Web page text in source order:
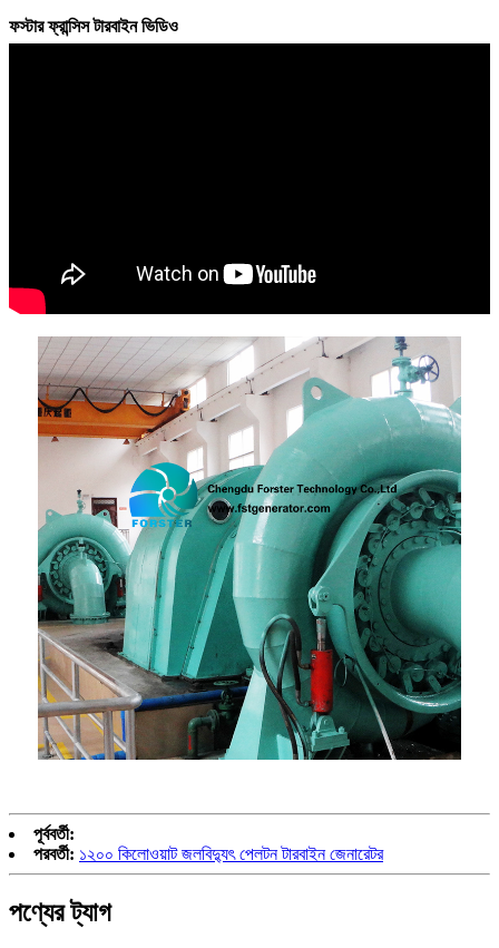
ফস্টার ফ্রান্সিস টারবাইন ভিডিও
পূর্ববর্তী:
পরবর্তী: ১২০০ কিলোওয়াট জলবিদ্যুৎ পেলটন টারবাইন জেনারেটর
পণ্যের ট্যাগ